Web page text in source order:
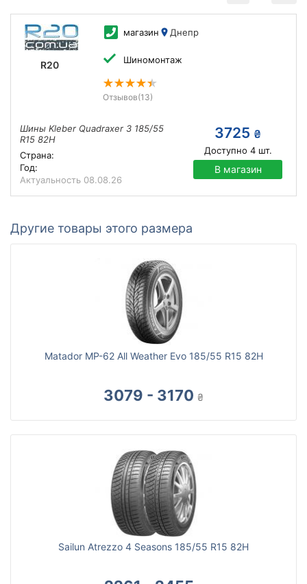
R20
магазин Днепр
Шиномонтаж
Отзывов(13)
Шины Kleber Quadraxer 3 185/55
R15 82H
Страна:
Год:
Актуальность 08.08.26
3725 ₴
Доступно 4шт.
В магазин
Другие товары этого размера
Matador MP-62 All Weather Evo 185/55 R15 82H
3079 - 3170 ₴
Sailun Atrezzo 4 Seasons 185/55 R15 82H